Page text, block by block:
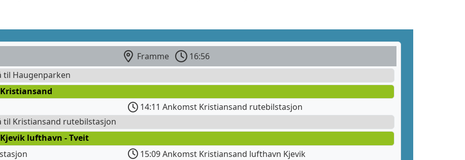
Framme
16:56
til Haugenparken
14:11 Ankomst Kristiansand rutebilstasjon
til Kristiansand rutebilstasjon
lufthavn - Tveit
15:09 Ankomst Kristiansand lufthavn Kjevik